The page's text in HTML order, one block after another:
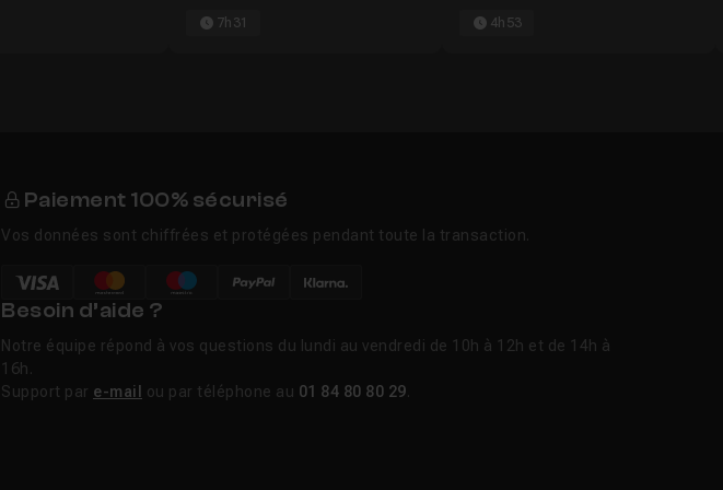
7h31 4h53
Paiement 100% sécurisé
Vos données sont chiffrées et protégées pendant toute la transaction.
Besoin d’aide ?
Notre équipe répond à vos questions du lundi au vendredi de 10h à 12h et de 14h à
16h.
Support par e-mail ou par téléphone au 01 84 80 80 29.